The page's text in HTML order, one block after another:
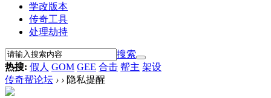
学改版本
传奇工具
处理劫持
搜索
热搜: 假人 GOM GEE 合击 帮主 架设
传奇帮论坛 › › 隐私提醒